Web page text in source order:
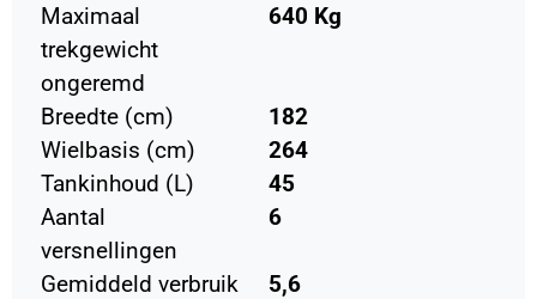
Maximaal
trekgewicht
ongeremd
640 Kg
Breedte (cm)
182
Wielbasis (cm)
264
Tankinhoud (L)
45
Aantal
versnellingen
6
Gemiddeld verbruik
5,6